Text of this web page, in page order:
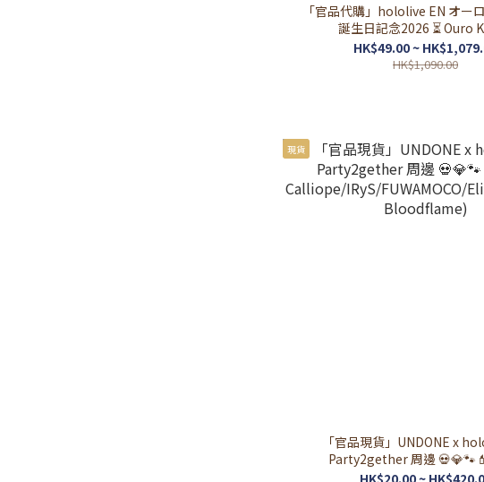
「官品代購」hololive EN オー
誕生日記念2026 ⏳ Ouro
HK$49.00 ~
HK$1,090.00
現貨
「官品現貨」UNDONE x
Party2gether 周邊
Calliope/IRyS/FUWAMOCO/
HK$20.00 ~